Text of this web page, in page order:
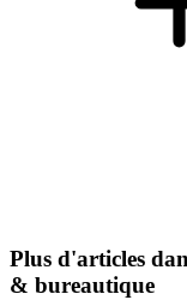
Plus d'articles
& bureautique